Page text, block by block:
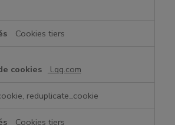
Cookies tiers
l.qq.com
reduplicate_cookie
Cookies tiers